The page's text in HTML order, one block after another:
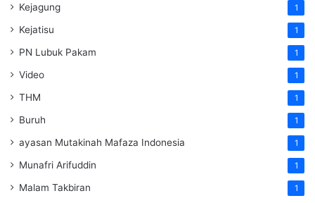
Kejagung 1
Kejatisu 1
PN Lubuk Pakam 1
Video 1
THM 1
Buruh 1
ayasan Mutakinah Mafaza Indonesia 1
Munafri Arifuddin 1
Malam Takbiran 1